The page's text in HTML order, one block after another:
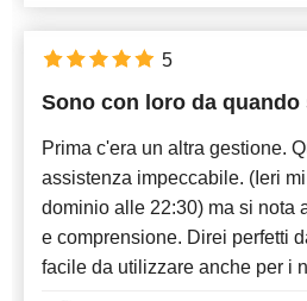
Sono con loro da quando
Prima c'era un altra gestione.
assistenza impeccabile. (Ieri
dominio alle 22:30) ma si nota
e comprensione. Direi perfetti
facile da utilizzare anche per i
5